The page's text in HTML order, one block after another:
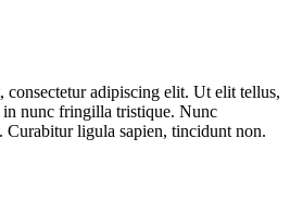
consectetur adipiscing elit. Ut elit tellus,
nunc fringilla tristique. Nunc
Curabitur ligula sapien, tincidunt non.